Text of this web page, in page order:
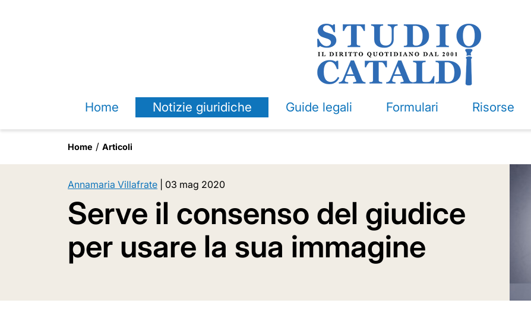
Home Notizie giuridiche Guide legali Formulari Risorse
Home Articoli
Annamaria Villafrate 03 mag 2020
Serve il consenso del giudice
per usare la sua immagine